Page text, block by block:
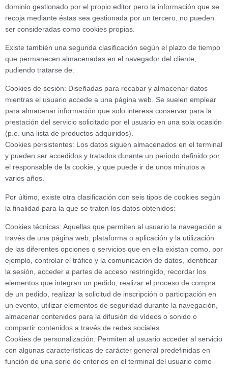
dominio gestionado por el propio editor pero la información que se
recoja mediante éstas sea gestionada por un tercero, no pueden
ser consideradas como cookies propias.
Existe también una segunda clasificación según el plazo de tiempo
que permanecen almacenadas en el navegador del cliente,
pudiendo tratarse de:
Cookies de sesión: Diseñadas para recabar y almacenar datos
mientras el usuario accede a una página web. Se suelen emplear
para almacenar información que solo interesa conservar para la
prestación del servicio solicitado por el usuario en una sola ocasión
(p.e. una lista de productos adquiridos).
Cookies persistentes: Los datos siguen almacenados en el terminal
y pueden ser accedidos y tratados durante un periodo definido por
el responsable de la cookie, y que puede ir de unos minutos a
varios años.
Por último, existe otra clasificación con seis tipos de cookies según
la finalidad para la que se traten los datos obtenidos:
Cookies técnicas: Aquellas que permiten al usuario la navegación a
través de una página web, plataforma o aplicación y la utilización
de las diferentes opciones o servicios que en ella existan como, por
ejemplo, controlar el tráfico y la comunicación de datos, identificar
la sesión, acceder a partes de acceso restringido, recordar los
elementos que integran un pedido, realizar el proceso de compra
de un pedido, realizar la solicitud de inscripción o participación en
un evento, utilizar elementos de seguridad durante la navegación,
almacenar contenidos para la difusión de vídeos o sonido o
compartir contenidos a través de redes sociales.
Cookies de personalización: Permiten al usuario acceder al servicio
con algunas características de carácter general predefinidas en
función de una serie de criterios en el terminal del usuario como